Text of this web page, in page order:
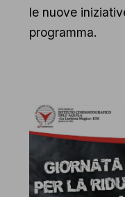
le nuove
programma.